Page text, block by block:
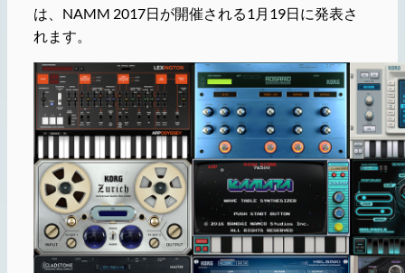
は、NAMM 2017日が開催される1月19日に発表さ
れます。